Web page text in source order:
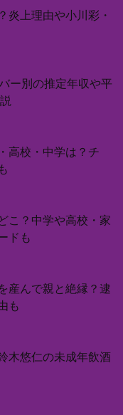
炎上理由や小川彩・
ー別の推定年収や平
高校・中学は？チ
こ？中学や高校・家
ドも
産んで親と絶縁？逮
も
木悠仁の未成年飲酒